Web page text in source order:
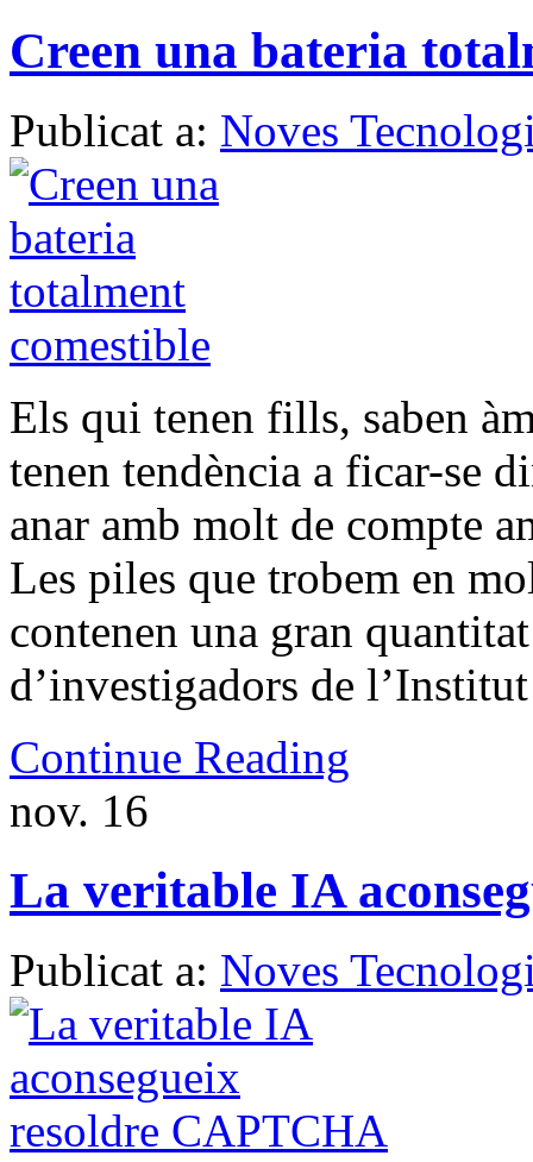
Creen una bateria
Publicat a: Noves
Els qui tenen fills, saben
tenen tendència a ficar-se
anar amb molt de compte
Les piles que trobem en
contenen una gran
d’investigadors de
Continue Reading
nov. 16
La veritable IA
Publicat a: Noves